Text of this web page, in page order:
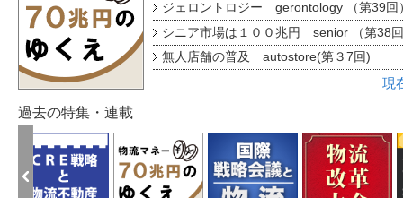
ジェロントロジー gerontology （第39回
シニア市場は１００兆円 senior （第38
無人店舗の普及 autostore(第３7回)
現
過去の特集・連載